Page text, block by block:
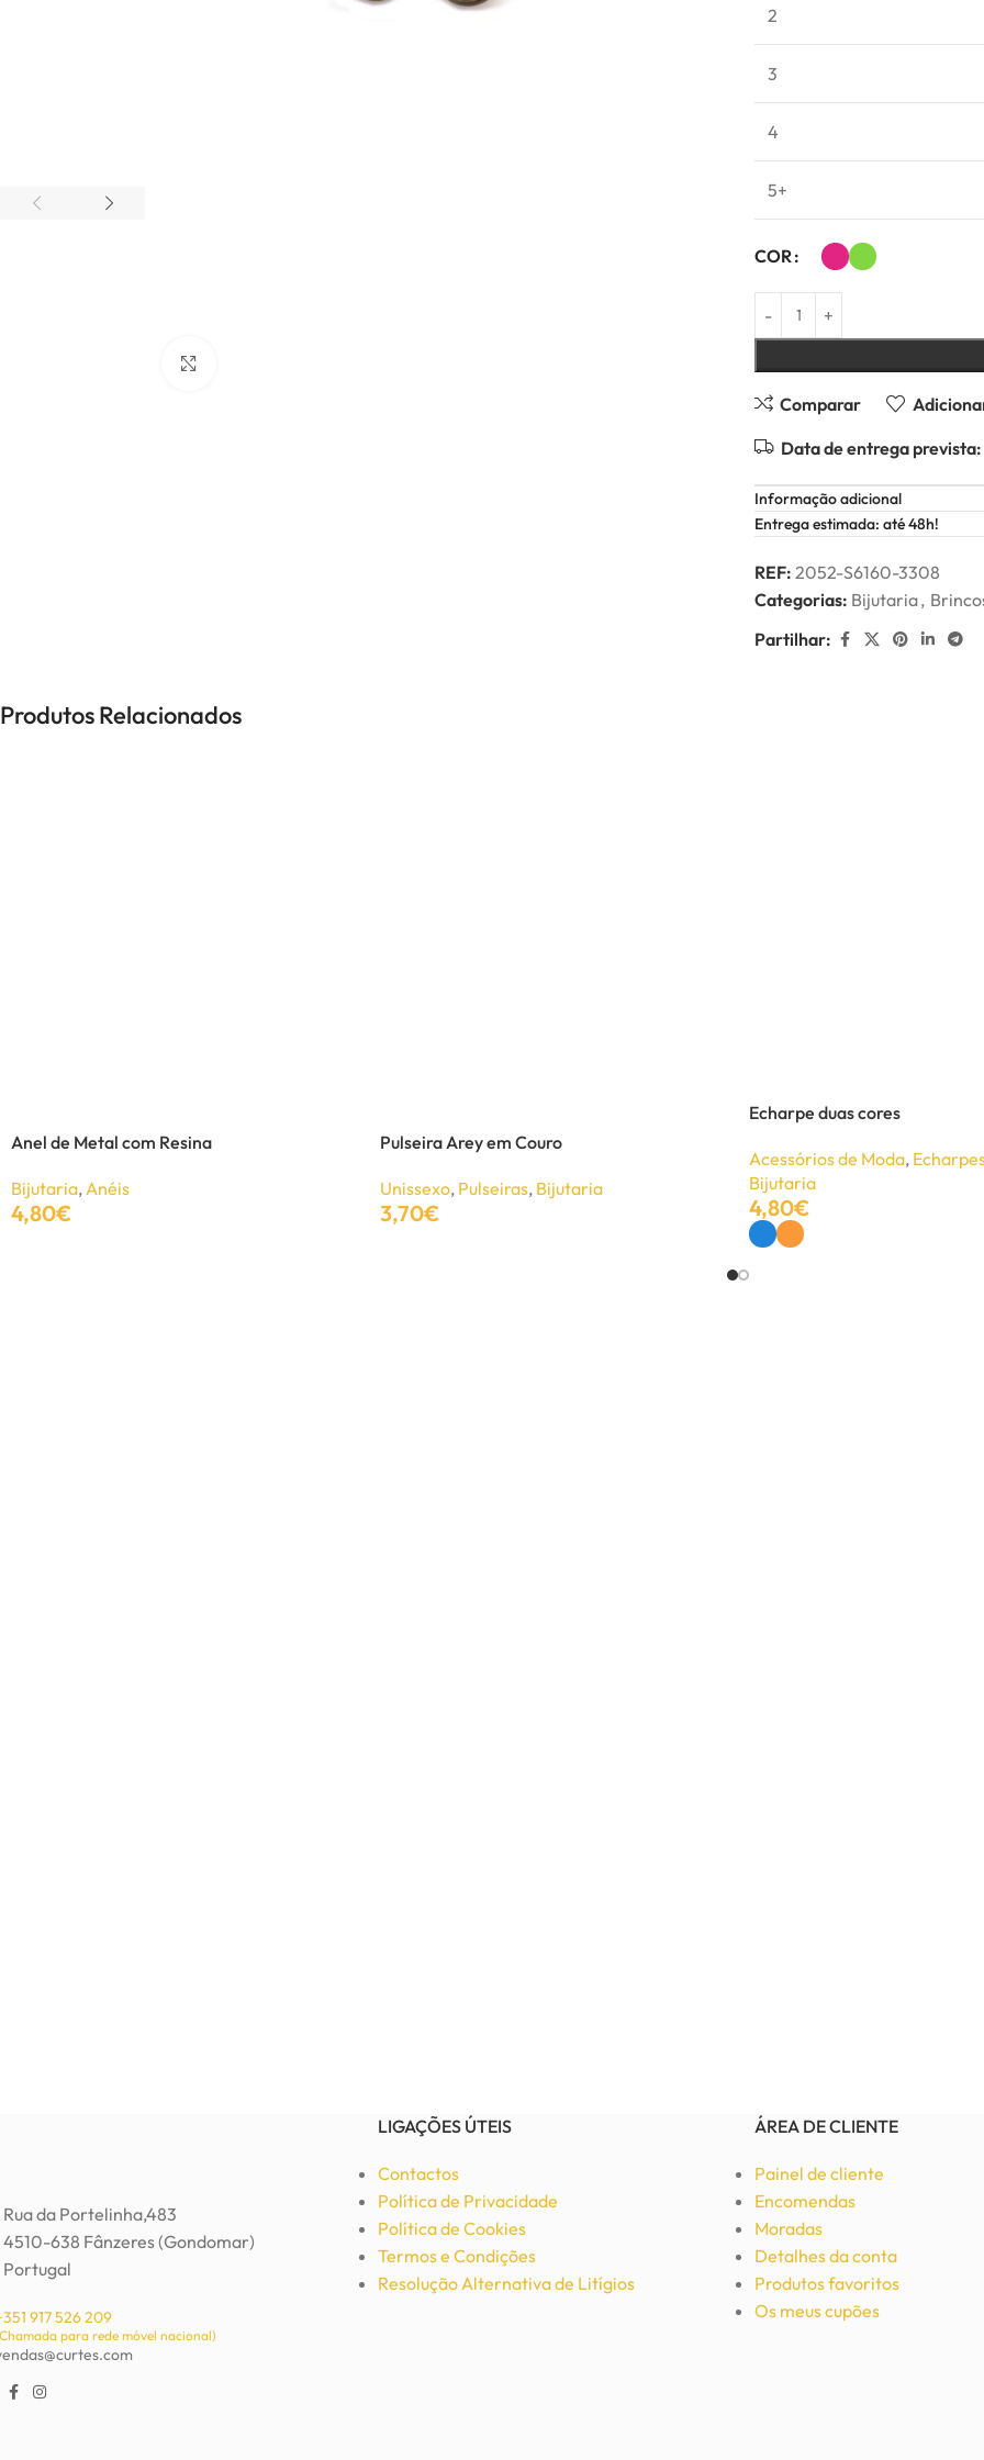
2
3
4
5+
COR
Comparar
Data de entrega prevista:
Informação adicional
Entrega estimada: até 48h!
REF: 2052-S6160-3308
Categorias: Bijutaria,
Partilhar:
Produtos Relacionados
Anel de Metal com Resina
Bijutaria,Anéis
4,80€
Pulseira Arey em Couro
Unissexo, Pulseiras, Bijutaria
3,70€
Echarpe duas cores
Acessórios de Moda,
Bijutaria
4,80€
Rua da Portelinha,483
4510-638 Fânzeres (Gondomar)
Portugal
917 526 209
para rede móvel nacional)
LIGAÇÕES ÚTEIS
Contactos
Política de Privacidade
Política de Cookies
Termos e Condições
Resolução Alternativa de Litígios
ÁREA DE CLIENTE
Painel de cliente
Encomendas
Moradas
Detalhes da conta
Produtos favoritos
Os meus cupões